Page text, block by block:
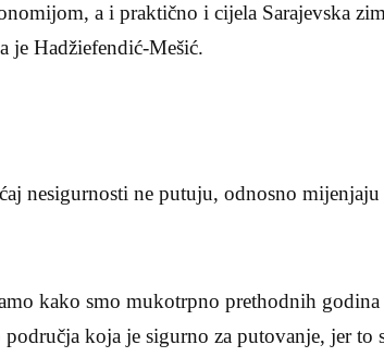
a i praktično i cijela Sarajevska
je Hadžiefendić-Mešić.
nesigurnosti ne putuju, odnosno
kako smo mukotrpno prethodnih
koja je sigurno za putovanje, jer to